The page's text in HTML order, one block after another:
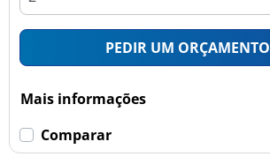
PEDIR UM ORÇAMENTO
Mais informações
Comparar